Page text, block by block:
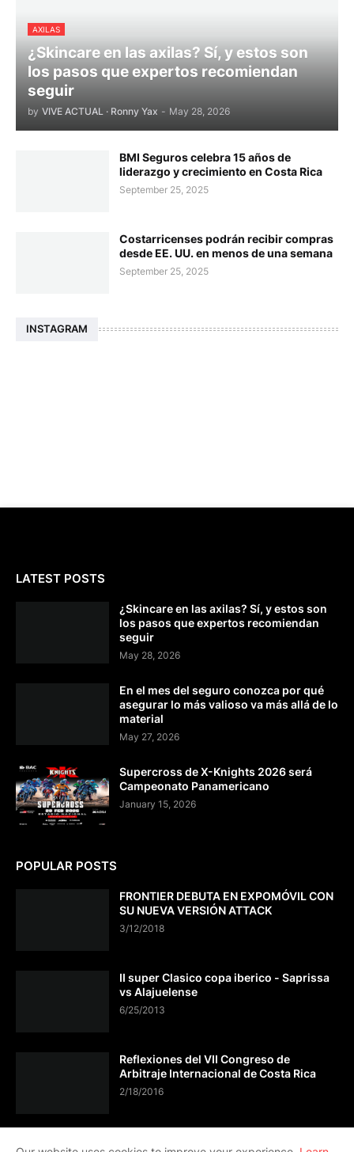
AXILAS
¿Skincare en las axilas? Sí, y estos son
los pasos que expertos recomiendan
seguir
by VIVE ACTUAL · Ronny Yax - May 28, 2026
BMI Seguros celebra 15 años de
liderazgo y crecimiento en Costa Rica
September 25, 2025
Costarricenses podrán recibir compras
desde EE. UU. en menos de una semana
September 25, 2025
INSTAGRAM
LATEST POSTS
¿Skincare en las axilas? Sí, y estos son
los pasos que expertos recomiendan
seguir
May 28, 2026
En el mes del seguro conozca por qué
asegurar lo más valioso va más allá de lo
material
May 27, 2026
Supercross de X-Knights 2026 será
Campeonato Panamericano
January 15, 2026
POPULAR POSTS
FRONTIER DEBUTA EN EXPOMÓVIL CON
SU NUEVA VERSIÓN ATTACK
3/12/2018
II super Clasico copa iberico - Saprissa
vs Alajuelense
6/25/2013
Reflexiones del VII Congreso de
Arbitraje Internacional de Costa Rica
2/18/2016